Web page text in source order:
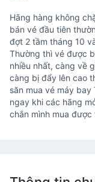
Hãng hàng không
bán vé đầu tiên
đợt 2 tầm tháng 10
Thường thì vé được
nhiều nhất, càng về
càng bị đẩy lên cao
săn mua vé máy
ngay khi các hãng
chắn mình mua